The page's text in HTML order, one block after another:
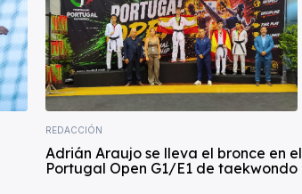
REDACCIÓN
Adrián Araujo se lleva el bronce en el
Portugal Open G1/E1 de taekwondo